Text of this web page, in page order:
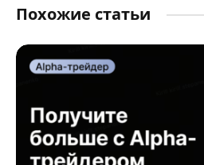
Похожие статьи